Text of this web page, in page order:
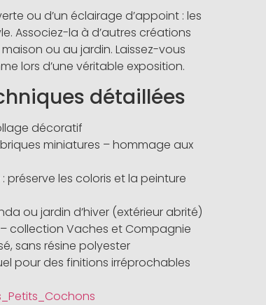
ou d’un éclairage d’appoint : les
Associez-la à d’autres créations
ou au jardin. Laissez-vous
lors d’une véritable exposition.
détaillées
décoratif
miniatures – hommage aux
les coloris et la peinture
ou jardin d’hiver (extérieur abrité)
collection Vaches et Compagnie
sans résine polyester
pour des finitions irréprochables